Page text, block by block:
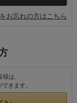
お忘れの方はこちら
は、
きます。